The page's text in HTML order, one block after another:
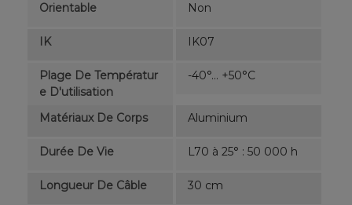
Orientable Non
IK IK07
Plage De Températur
E D'utilisation
-40°... +50°C
Matériaux De Corps Aluminium
Durée De Vie L70 à 25° : 50 000 h
Longueur De Câble 30 cm